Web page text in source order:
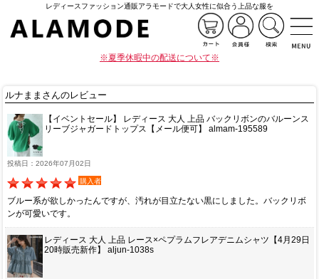
レディースファッション通販アラモードで大人女性に似合う上品な服を
※夏季休暇中の配送について※
ルナままさんのレビュー
【イベントセール】 レディース 大人 上品 バックリボンのバルーンス
リーブジャガードトップス【メール便可】 almam-195589
投稿日：2026年07月02日
購入者
ブルー系が欲しかったんですが、汚れが目立たない黒にしました。バックリボ
ンが可愛いです。
レディース 大人 上品 レース×ペプラムフレアデニムシャツ【4月29日
20時販売新作】 aljun-1038s